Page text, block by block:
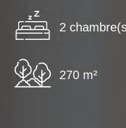
2
270 m²